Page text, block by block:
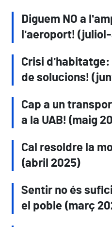
Diguem NO a
l'aeroport!
Crisi
de solucions!
Cap a un
a la UAB! (maig
Cal resoldre la
(abril 2025)
Sentir no és
el poble (març